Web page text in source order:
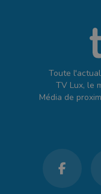
Toute
TV Lux, le
Média de